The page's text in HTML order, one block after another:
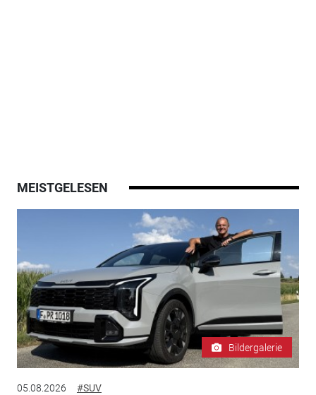
MEISTGELESEN
Bildergalerie
05.08.2026 #SUV